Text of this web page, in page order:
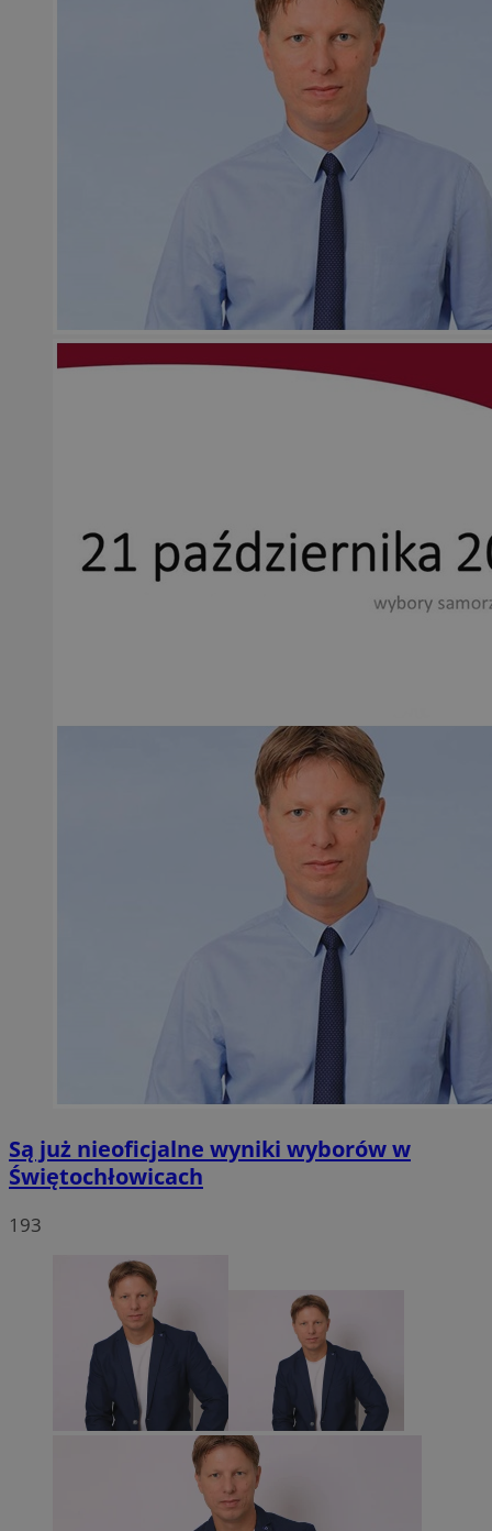
Są już nieoficjalne wyniki wyborów w
Świętochłowicach
193